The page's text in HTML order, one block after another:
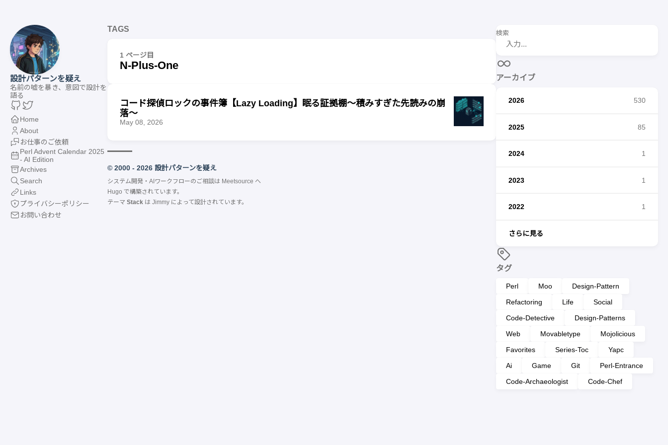
設計パターンを疑え
名前の嘘を暴き、意図で設計を
語る
Home
About
お仕事のご依頼
Perl Advent Calendar 2025
- AI Edition
Archives
Search
Links
プライバシーポリシー
お問い合わせ
検索
アーカイブ
2026 530
2025 85
2024 1
2023 1
2022 1
さらに見る
タグ
Perl Moo
Design-Pattern
Refactoring
Life
Social
Code-Detective
Design-Patterns
Web
Movabletype
Mojolicious
Favorites
Series-Toc
Yapc
Ai
Game Git
Perl-Entrance
Code-Archaeologist
Code-Chef
TAGS
1 ページ目
N-Plus-One
コード探偵ロックの事件簿【Lazy Loading】眠る証拠棚〜積みすぎた先読みの崩
落〜
May 08, 2026
© 2000 - 2026 設計パターンを疑え
システム開発・AIワークフローのご相談は Meetsource へ
Hugo で構築されています。
テーマ Stackは Jimmyによって設計されています。